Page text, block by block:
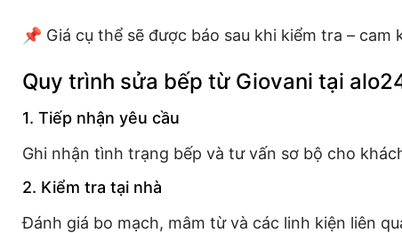
📌 Giá cụ thể sẽ được báo sau khi kiểm tra – cam
Quy trình sửa bếp từ Giovani tại
1. Tiếp nhận yêu cầu
Ghi nhận tình trạng bếp và tư vấn sơ bộ cho
2. Kiểm tra tại nhà
Đánh giá bo mạch, mâm từ và các linh kiện liên